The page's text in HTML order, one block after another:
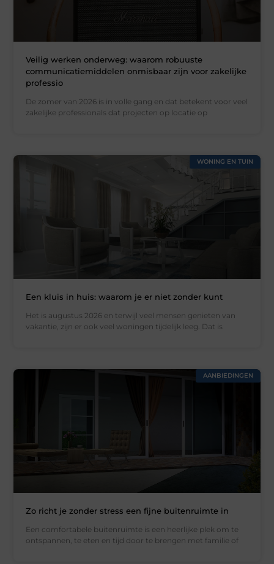
Veilig werken onderweg: waarom robuuste
communicatiemiddelen onmisbaar zijn voor zakelijke
professio
De zomer van 2026 is in volle gang en dat betekent voor veel
zakelijke professionals dat projecten op locatie op
WONING EN TUIN
Een kluis in huis: waarom je er niet zonder kunt
Het is augustus 2026 en terwijl veel mensen genieten van
vakantie, zijn er ook veel woningen tijdelijk leeg. Dat is
AANBIEDINGEN
Zo richt je zonder stress een fijne buitenruimte in
Een comfortabele buitenruimte is een heerlijke plek om te
ontspannen, te eten en tijd door te brengen met familie of